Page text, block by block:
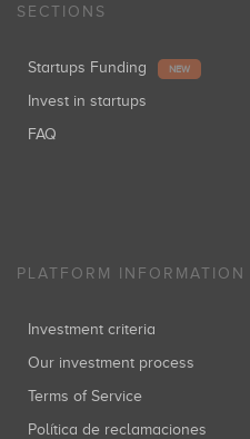
SECTIONS
Startups Funding NEW
Invest in startups
FAQ
PLATFORM INFORMATION
Investment criteria
Our investment process
Terms of Service
Política de reclamaciones